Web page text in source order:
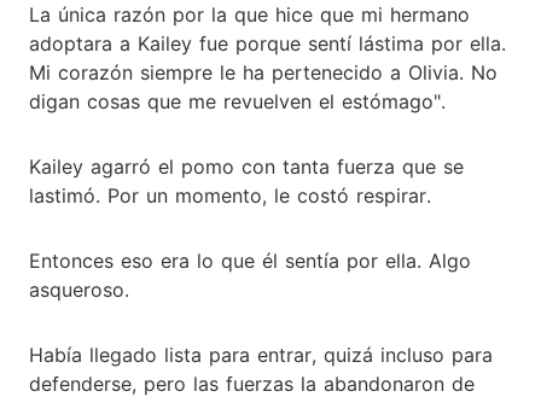
La única razón por la que hice que mi hermano
adoptara a Kailey fue porque sentí lástima por ella.
Mi corazón siempre le ha pertenecido a Olivia. No
digan cosas que me revuelven el estómago".
Kailey agarró el pomo con tanta fuerza que se
lastimó. Por un momento, le costó respirar.
Entonces eso era lo que él sentía por ella. Algo
asqueroso.
Había llegado lista para entrar, quizá incluso para
defenderse, pero las fuerzas la abandonaron de